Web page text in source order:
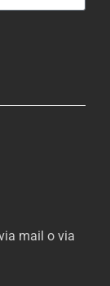
mail o via